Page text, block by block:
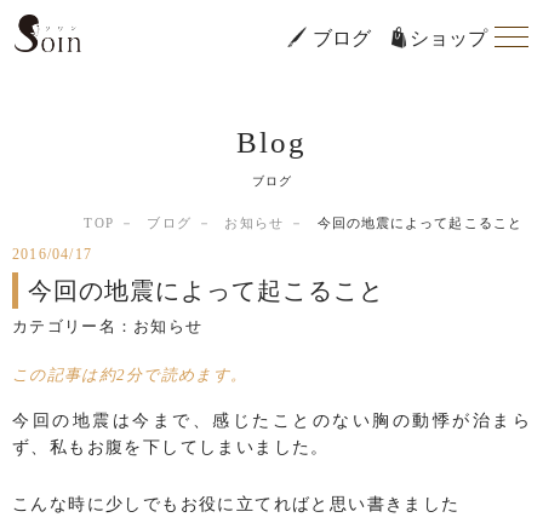
ブログ ショップ
Blog
ブログ
TOP ブログ お知らせ 今回の地震によって起こること
2016/04/17
今回の地震によって起こること
カテゴリー名： お知らせ
この記事は約2分で読めます。
今回の地震は今まで、感じたことのない胸の動悸が治まら
ず、私もお腹を下してしまいました。
こんな時に少しでもお役に立てればと思い書きました